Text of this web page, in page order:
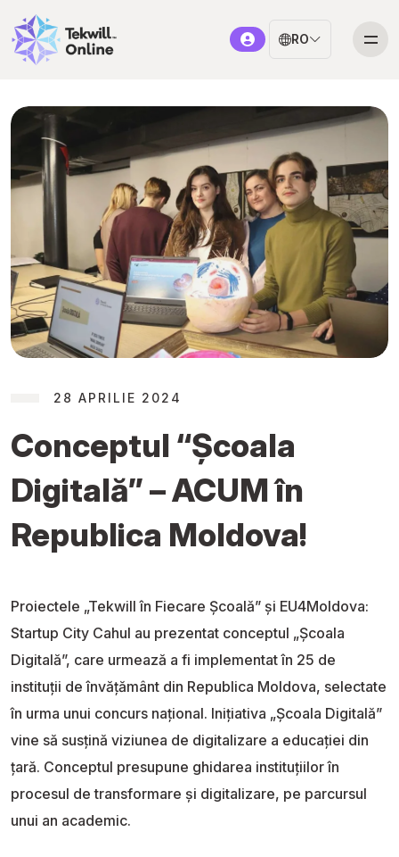
RO
28 APRILIE 2024
Conceptul “Școala
Digitală” – ACUM în
Republica Moldova!
Proiectele „Tekwill în Fiecare Școală” și EU4Moldova:
Startup City Cahul au prezentat conceptul „Școala
Digitală”, care urmează a fi implementat în 25 de
instituții de învățământ din Republica Moldova, selectate
în urma unui concurs național. Inițiativa „Școala Digitală”
vine să susțină viziunea de digitalizare a educației din
țară. Conceptul presupune ghidarea instituțiilor în
procesul de transformare și digitalizare, pe parcursul
unui an academic.